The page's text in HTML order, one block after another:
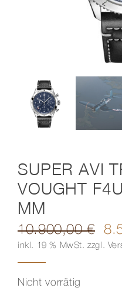
SUPER AVI
VOUGHT
MM
10.900,00€
Ursprünglicher
Preis
war:
10.900,00 €
Aktueller
Preis
ist:
8.520,00 €.
inkl. 19 % MwSt. zzgl.
Nicht vorrätig